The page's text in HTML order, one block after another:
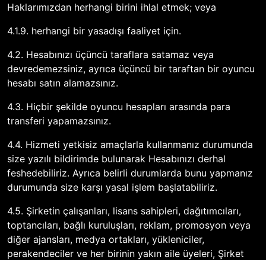
Haklarımızdan herhangi birini ihlal etmek; veya
4.1.9. herhangi bir yasadışı faaliyet için.
4.2. Hesabınızı üçüncü taraflara satamaz veya
devredemezsiniz, ayrıca üçüncü bir taraftan bir oyuncu
hesabı satın alamazsınız.
4.3. Hiçbir şekilde oyuncu hesapları arasında para
transferi yapamazsınız.
4.4. Hizmeti yetkisiz amaçlarla kullanmanız durumunda
size yazılı bildirimde bulunarak Hesabınızı derhal
feshedebiliriz. Ayrıca belirli durumlarda bunu yapmanız
durumunda size karşı yasal işlem başlatabiliriz.
4.5. Şirketin çalışanları, lisans sahipleri, dağıtımcıları,
toptancıları, bağlı kuruluşları, reklam, promosyon veya
diğer ajansları, medya ortakları, yükleniciler,
perakendeciler ve her birinin yakın aile üyeleri, Şirket